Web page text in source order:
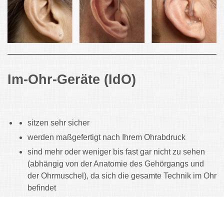
Im-Ohr-Geräte (IdO)
sitzen sehr sicher
werden maßgefertigt nach Ihrem Ohrabdruck
sind mehr oder weniger bis fast gar nicht zu sehen
(abhängig von der Anatomie des Gehörgangs und
der Ohrmuschel), da sich die gesamte Technik im Ohr
befindet